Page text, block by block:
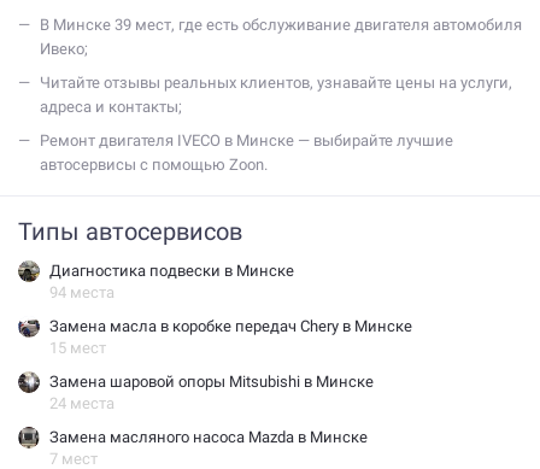
В Минске 39 мест, где есть обслуживание двигателя автомобиля
Ивеко;
Читайте отзывы реальных клиентов, узнавайте цены на услуги,
адреса и контакты;
Ремонт двигателя IVECO в Минске — выбирайте лучшие
автосервисы с помощью Zoon.
Типы автосервисов
Диагностика подвески в Минске
94 места
Замена масла в коробке передач Chery в Минске
15 мест
Замена шаровой опоры Mitsubishi в Минске
24 места
Замена масляного насоса Mazda в Минске
7 мест